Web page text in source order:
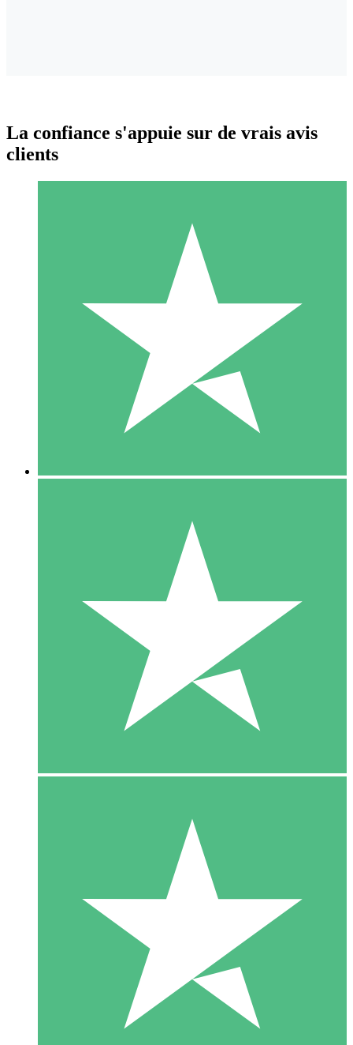
Packs de Crédits Individuels
Payez à l'utilisation avec des crédits de téléchargement. Sans
1 Téléchargement
10 00
10 Téléchargements
20 00
La confiance s'appuie sur de vrais avis
clients